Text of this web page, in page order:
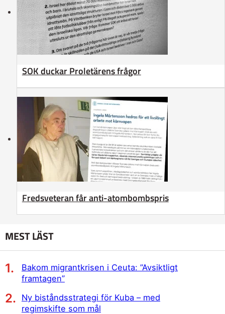
SOK duckar Proletärens frågor
Fredsveteran får anti-atombombspris
MEST LÄST
Bakom migrantkrisen i Ceuta: ”Avsiktligt
framtagen”
Ny biståndsstrategi för Kuba – med
regimskifte som mål